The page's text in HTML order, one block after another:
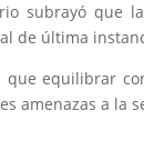
subrayó que
de última
que equilibrar
amenazas a la